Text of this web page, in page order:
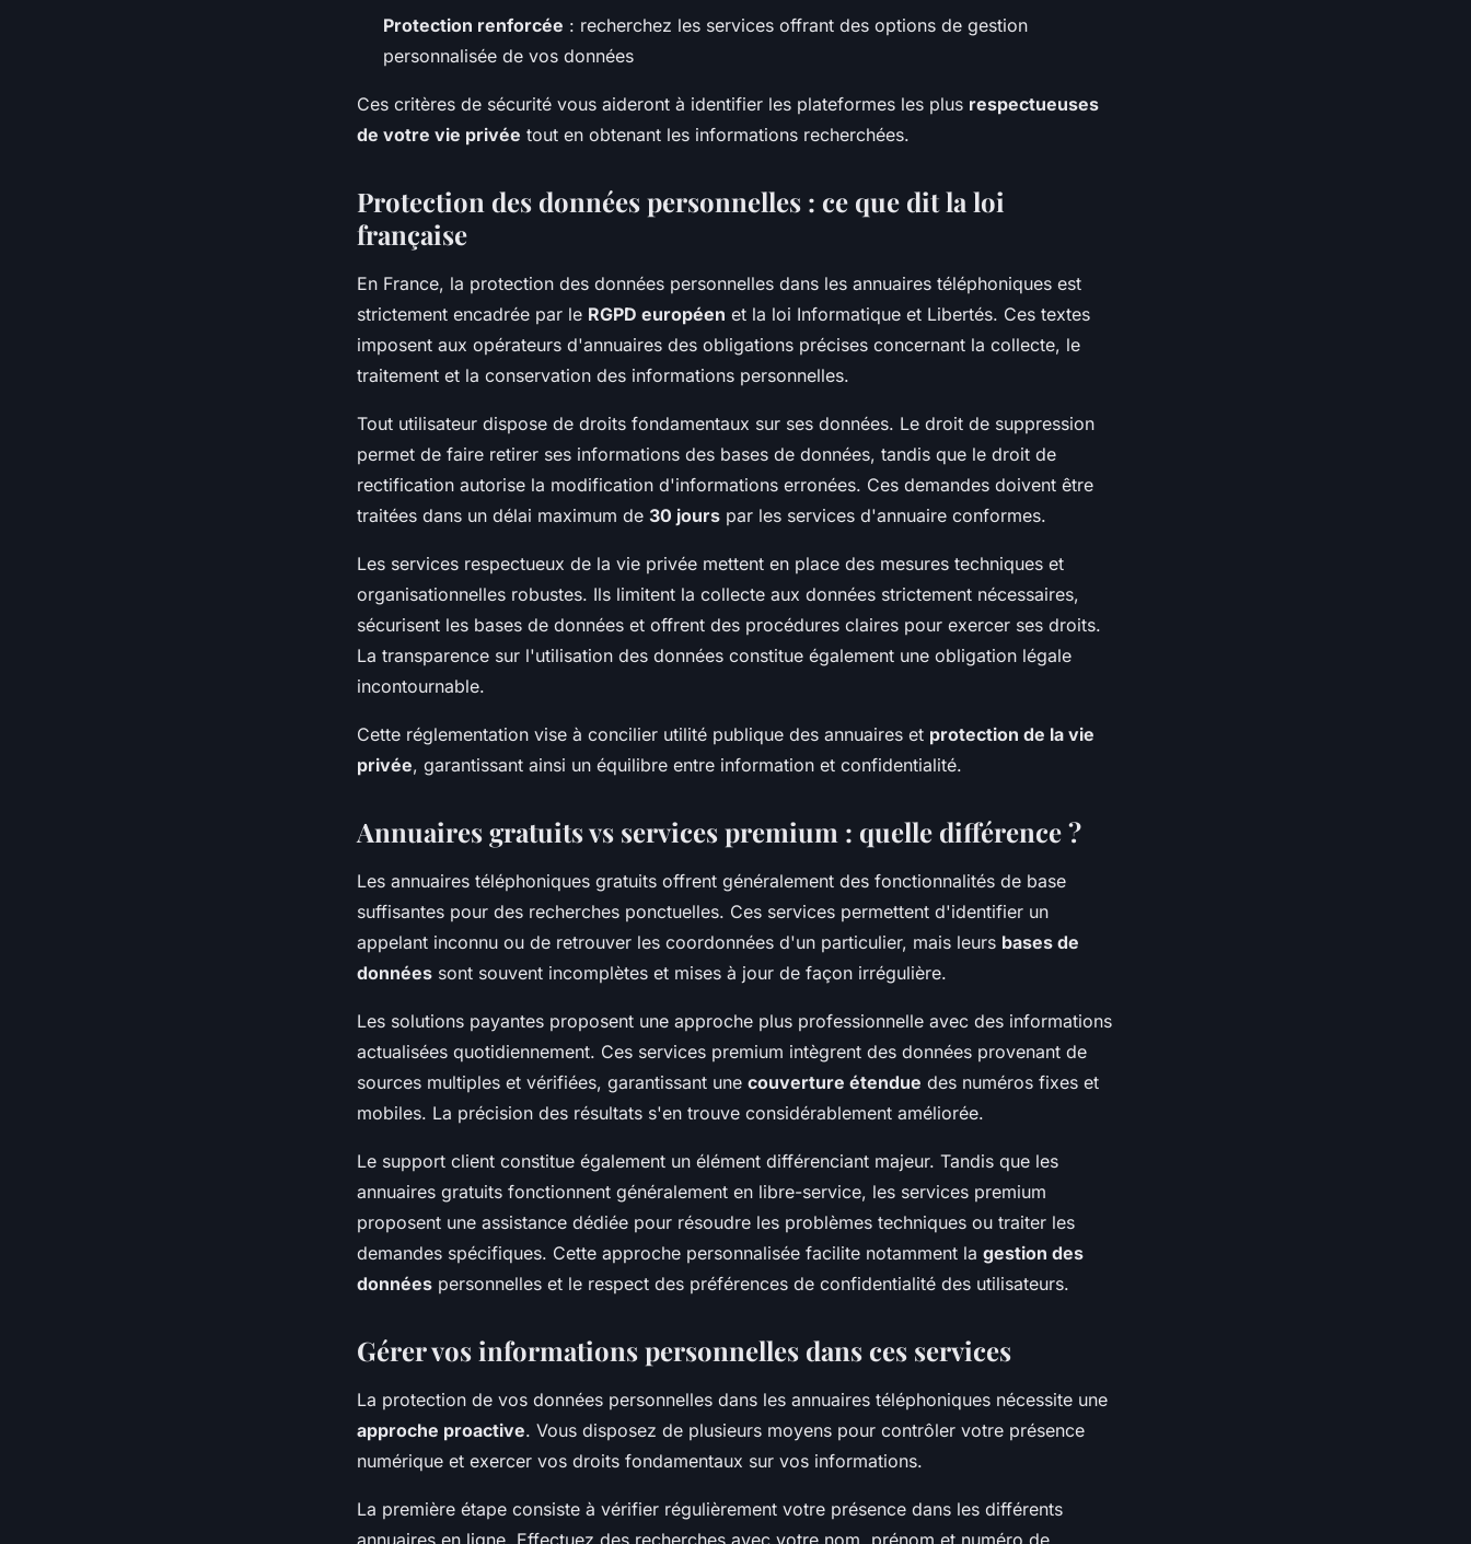
Protection renforcée : recherchez les services offrant des options de gestion
personnalisée de vos données
Ces critères de sécurité vous aideront à identifier les plateformes les plus respectueuses
de votre vie privée tout en obtenant les informations recherchées.
Protection des données personnelles : ce que dit la loi
française
En France, la protection des données personnelles dans les annuaires téléphoniques est
strictement encadrée par le RGPD européen et la loi Informatique et Libertés. Ces textes
imposent aux opérateurs d'annuaires des obligations précises concernant la collecte, le
traitement et la conservation des informations personnelles.
Tout utilisateur dispose de droits fondamentaux sur ses données. Le droit de suppression
permet de faire retirer ses informations des bases de données, tandis que le droit de
rectification autorise la modification d'informations erronées. Ces demandes doivent être
traitées dans un délai maximum de 30 jours par les services d'annuaire conformes.
Les services respectueux de la vie privée mettent en place des mesures techniques et
organisationnelles robustes. Ils limitent la collecte aux données strictement nécessaires,
sécurisent les bases de données et offrent des procédures claires pour exercer ses droits.
La transparence sur l'utilisation des données constitue également une obligation légale
incontournable.
Cette réglementation vise à concilier utilité publique des annuaires et protection de la vie
privée, garantissant ainsi un équilibre entre information et confidentialité.
Annuaires gratuits vs services premium : quelle différence ?
Les annuaires téléphoniques gratuits offrent généralement des fonctionnalités de base
suffisantes pour des recherches ponctuelles. Ces services permettent d'identifier un
appelant inconnu ou de retrouver les coordonnées d'un particulier, mais leurs bases de
données sont souvent incomplètes et mises à jour de façon irrégulière.
Les solutions payantes proposent une approche plus professionnelle avec des informations
actualisées quotidiennement. Ces services premium intègrent des données provenant de
sources multiples et vérifiées, garantissant une couverture étendue des numéros fixes et
mobiles. La précision des résultats s'en trouve considérablement améliorée.
Le support client constitue également un élément différenciant majeur. Tandis que les
annuaires gratuits fonctionnent généralement en libre-service, les services premium
proposent une assistance dédiée pour résoudre les problèmes techniques ou traiter les
demandes spécifiques. Cette approche personnalisée facilite notamment la gestion des
données personnelles et le respect des préférences de confidentialité des utilisateurs.
Gérer vos informations personnelles dans ces services
La protection de vos données personnelles dans les annuaires téléphoniques nécessite une
approche proactive. Vous disposez de plusieurs moyens pour contrôler votre présence
numérique et exercer vos droits fondamentaux sur vos informations.
La première étape consiste à vérifier régulièrement votre présence dans les différents
annuaires en ligne. Effectuez des recherches avec votre nom, prénom et numéro de